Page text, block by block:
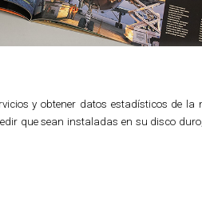
2 3 4 5 6 7 8 9
y obtener datos estadísticos de
que sean instaladas en su disco